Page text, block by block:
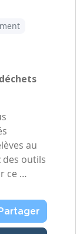
au
des outils
ce …